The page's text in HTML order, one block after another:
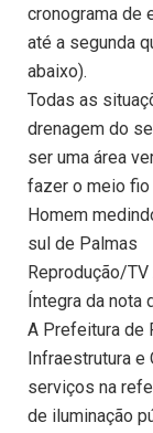
cronograma de
até a segunda
abaixo).
Todas as
drenagem do
ser uma área
fazer o meio fio
Homem
sul de Palmas
Reprodução/TV
Íntegra da nota
A Prefeitura de
Infraestrutura e
serviços na
de iluminação